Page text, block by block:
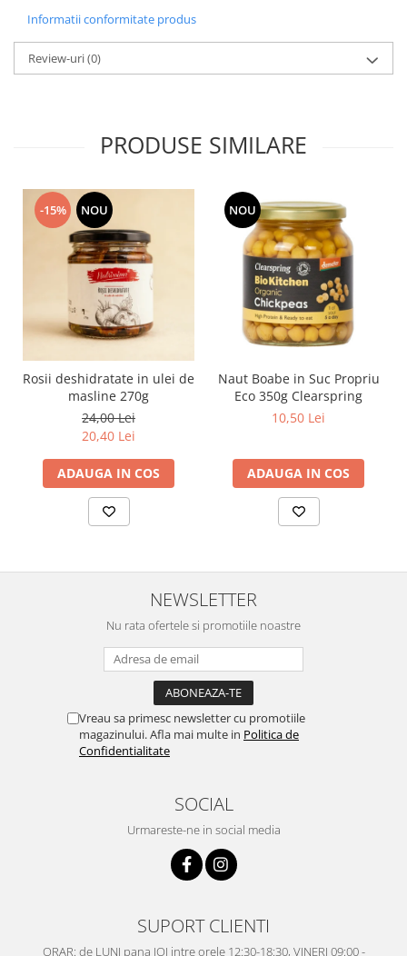
Informatii conformitate produs
Review-uri(0)
PRODUSE SIMILARE
-15% NOU
Rosii deshidratate in ulei de
masline 270g
24,00 Lei
20,40 Lei
ADAUGA IN COS
NOU
Naut Boabe in Suc Propriu
Eco 350g Clearspring
10,50 Lei
ADAUGA IN COS
NEWSLETTER
Nu rata ofertele si promotiile noastre
Vreau sa primesc newsletter cu promotiile
magazinului. Afla mai multe in Politica de
Confidentialitate
SOCIAL
Urmareste-ne in social media
SUPORT CLIENTI
ORAR: de LUNI pana JOI intre orele 12:30-18:30, VINERI 09:00 -